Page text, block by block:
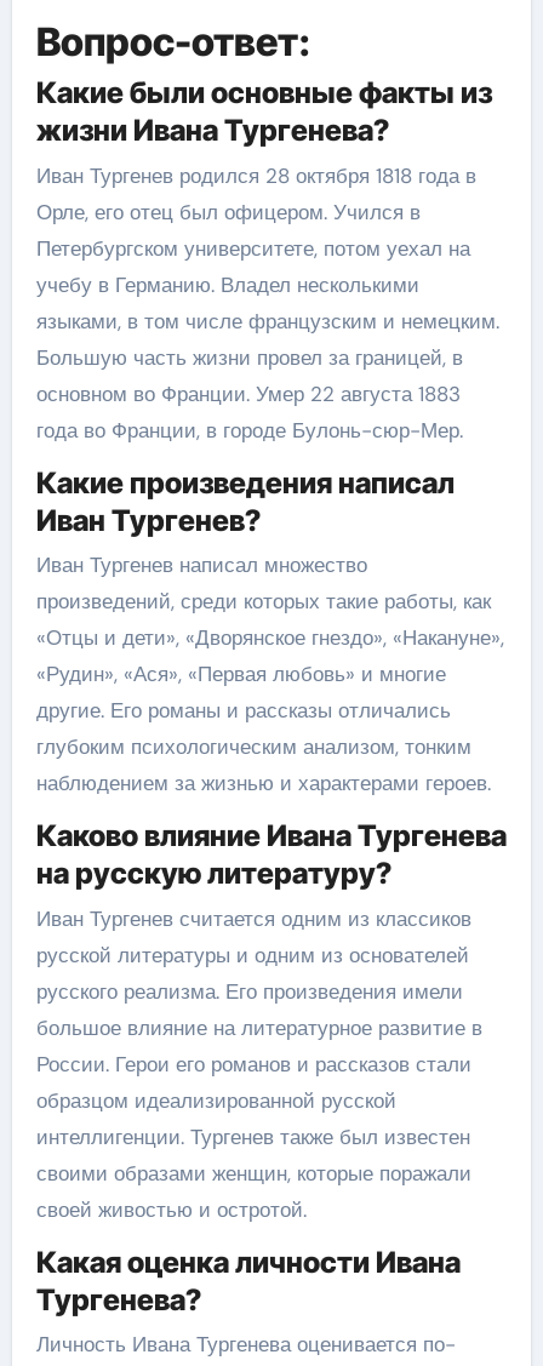
Вопрос-ответ:
Какие были основные факты из
жизни Ивана Тургенева?
Иван Тургенев родился 28 октября 1818 года в
Орле, его отец был офицером. Учился в
Петербургском университете, потом уехал на
учебу в Германию. Владел несколькими
языками, в том числе французским и немецким.
Большую часть жизни провел за границей, в
основном во Франции. Умер 22 августа 1883
года во Франции, в городе Булонь-сюр-Мер.
Какие произведения написал
Иван Тургенев?
Иван Тургенев написал множество
произведений, среди которых такие работы, как
«Отцы и дети», «Дворянское гнездо», «Накануне»,
«Рудин», «Ася», «Первая любовь» и многие
другие. Его романы и рассказы отличались
глубоким психологическим анализом, тонким
наблюдением за жизнью и характерами героев.
Каково влияние Ивана Тургенева
на русскую литературу?
Иван Тургенев считается одним из классиков
русской литературы и одним из основателей
русского реализма. Его произведения имели
большое влияние на литературное развитие в
России. Герои его романов и рассказов стали
образцом идеализированной русской
интеллигенции. Тургенев также был известен
своими образами женщин, которые поражали
своей живостью и остротой.
Какая оценка личности Ивана
Тургенева?
Личность Ивана Тургенева оценивается по-